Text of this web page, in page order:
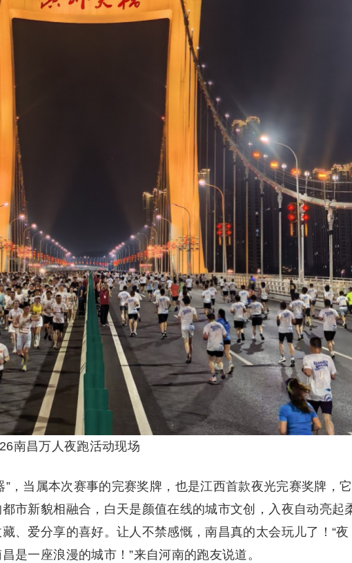
南昌万人夜跑活动现场
”，当属本次赛事的完赛奖牌，也是江西首款夜光完赛奖牌，它
市新貌相融合，白天是颜值在线的城市文创，入夜自动亮起
、爱分享的喜好。让人不禁感慨，南昌真的太会玩儿了！“夜
是一座浪漫的城市！”来自河南的跑友说道。